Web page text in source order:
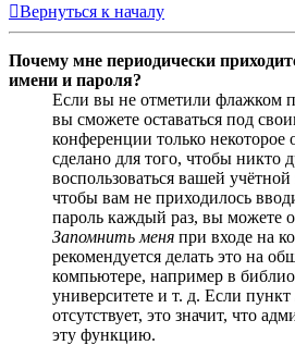
Вернуться к началу
Почему мне периодически
имени и пароля?
Если вы не отметили флажком
вы сможете оставаться под
конференции только некоторое
сделано для того, чтобы никто
воспользоваться вашей
чтобы вам не приходилось
пароль каждый раз, вы можете
Запомнить меня при входе на
рекомендуется делать это на
компьютере, например в
университете и т. д. Если пункт
отсутствует, это значит, что
эту функцию.